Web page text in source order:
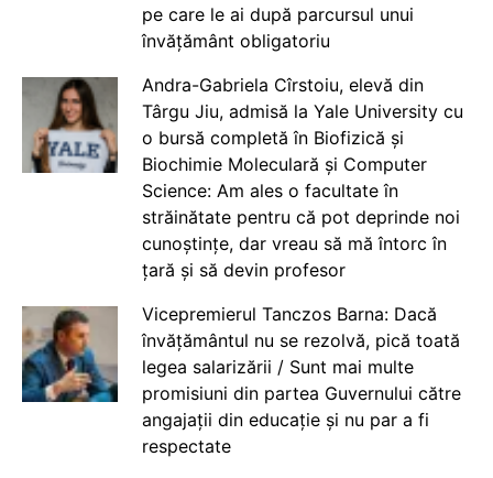
pe care le ai după parcursul unui
învățământ obligatoriu
Andra-Gabriela Cîrstoiu, elevă din
Târgu Jiu, admisă la Yale University cu
o bursă completă în Biofizică și
Biochimie Moleculară și Computer
Science: Am ales o facultate în
străinătate pentru că pot deprinde noi
cunoștințe, dar vreau să mă întorc în
țară și să devin profesor
Vicepremierul Tanczos Barna: Dacă
învățământul nu se rezolvă, pică toată
legea salarizării / Sunt mai multe
promisiuni din partea Guvernului către
angajații din educație și nu par a fi
respectate